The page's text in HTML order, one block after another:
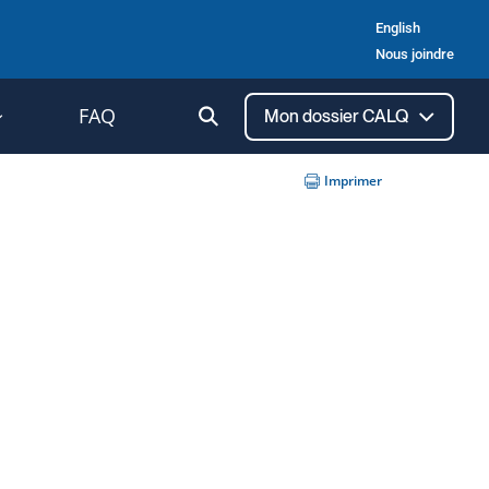
English
Nous joindre
FAQ Ouvrir
la
recherche
Mon dossier CALQ
Imprimer